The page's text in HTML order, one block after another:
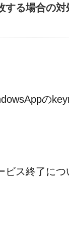
する場合の対
の
ビス終了につ